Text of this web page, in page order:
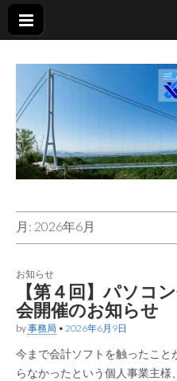
三島青色
月: 2026年6月
お知らせ
【第４回】パソコ
会開催のお知らせ
by事務局 • 2026年6月9日
今まで会計ソフトを触ったこ
らなかったという個人事業主様